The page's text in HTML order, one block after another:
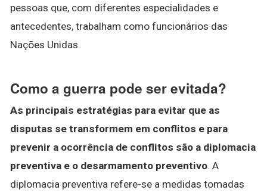
pessoas que, com diferentes especialidades e
antecedentes, trabalham como funcionários das
Nações Unidas.
Como a guerra pode ser evitada?
As principais estratégias para evitar que as
disputas se transformem em conflitos e para
prevenir a ocorrência de conflitos são a diplomacia
preventiva e o desarmamento preventivo. A
diplomacia preventiva refere-se a medidas tomadas